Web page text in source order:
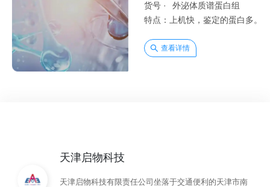
货号 · 外泌体质谱蛋白组
特点：上机快，鉴定的蛋白多。
查看详情
天津启物科技
天津启物科技有限责任公司坐落于交通便利的天津市南